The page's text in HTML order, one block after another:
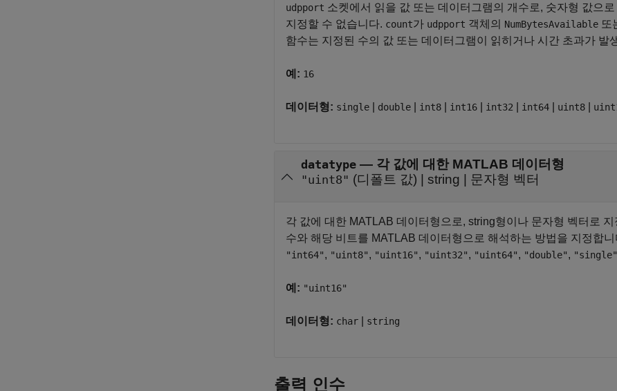
udpport 소켓에서 읽을 값 또는 데이터그램의 개수로, 숫자형 값으
지정할 수 없습니다. count가 udpport 객체의 NumBytesAvailable 또
함수는 지정된 수의 값 또는 데이터그램이 읽히거나 시간 초과가 발
예: 16
데이터형: single double int8 int16 int32 int64 uint8
datatype — 각 값에 대한 MATLAB 데이터형
"uint8" (디폴트 값) | string 문자형 벡터
각 값에 대한 MATLAB 데이터형으로, string형이나 문자형 벡터로 지
수와 해당 비트를 MATLAB 데이터형으로 해석하는 방법을 지정합
"int64", "uint8", "uint16", "uint32", "uint64", "double", "single"
예: "uint16"
데이터형: char string
출력 인수